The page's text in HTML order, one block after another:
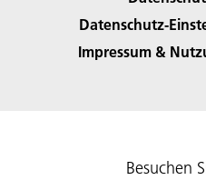
Datenschutz-
Impressum &
Besuchen